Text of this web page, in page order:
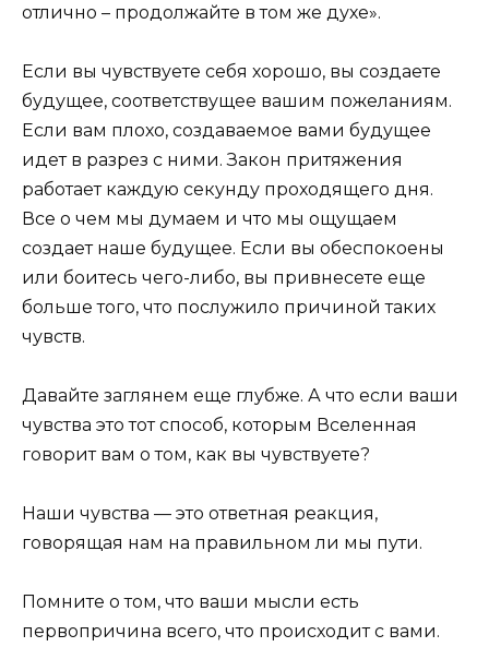
отлично – продолжайте в том же духе».
Если вы чувствуете себя хорошо, вы создаете
будущее, соответствущее вашим пожеланиям.
Если вам плохо, создаваемое вами будущее
идет в разрез с ними. Закон притяжения
работает каждую секунду проходящего дня.
Все о чем мы думаем и что мы ощущаем
создает наше будущее. Если вы обеспокоены
или боитесь чего-либо, вы привнесете еще
больше того, что послужило причиной таких
чувств.
Давайте заглянем еще глубже. А что если ваши
чувства это тот способ, которым Вселенная
говорит вам о том, как вы чувствуете?
Наши чувства — это ответная реакция,
говорящая нам на правильном ли мы пути.
Помните о том, что ваши мысли есть
первопричина всего, что происходит с вами.